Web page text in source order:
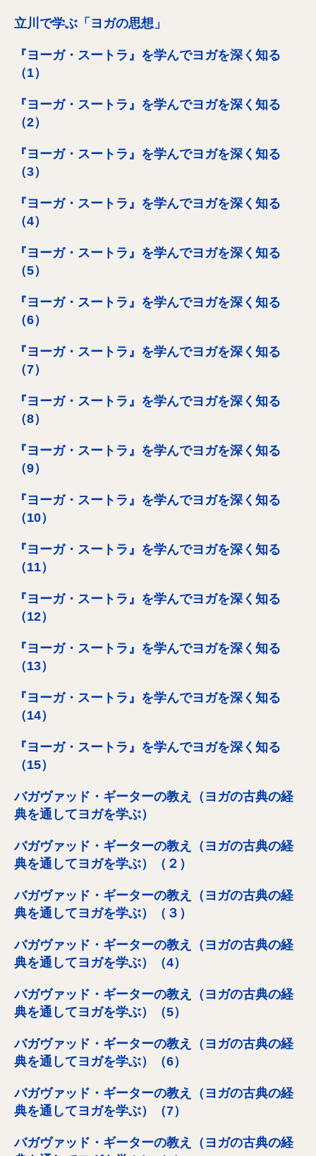
立川で学ぶ「ヨガの思想」
『ヨーガ・スートラ』を学んでヨガを深く知る
（1）
『ヨーガ・スートラ』を学んでヨガを深く知る
（2）
『ヨーガ・スートラ』を学んでヨガを深く知る
（3）
『ヨーガ・スートラ』を学んでヨガを深く知る
（4）
『ヨーガ・スートラ』を学んでヨガを深く知る
（5）
『ヨーガ・スートラ』を学んでヨガを深く知る
（6）
『ヨーガ・スートラ』を学んでヨガを深く知る
（7）
『ヨーガ・スートラ』を学んでヨガを深く知る
（8）
『ヨーガ・スートラ』を学んでヨガを深く知る
（9）
『ヨーガ・スートラ』を学んでヨガを深く知る
（10）
『ヨーガ・スートラ』を学んでヨガを深く知る
（11）
『ヨーガ・スートラ』を学んでヨガを深く知る
（12）
『ヨーガ・スートラ』を学んでヨガを深く知る
（13）
『ヨーガ・スートラ』を学んでヨガを深く知る
（14）
『ヨーガ・スートラ』を学んでヨガを深く知る
（15）
バガヴァッド・ギーターの教え（ヨガの古典の経
典を通してヨガを学ぶ）
バガヴァッド・ギーターの教え（ヨガの古典の経
典を通してヨガを学ぶ）（２）
バガヴァッド・ギーターの教え（ヨガの古典の経
典を通してヨガを学ぶ）（３）
バガヴァッド・ギーターの教え（ヨガの古典の経
典を通してヨガを学ぶ）（4）
バガヴァッド・ギーターの教え（ヨガの古典の経
典を通してヨガを学ぶ）（5）
バガヴァッド・ギーターの教え（ヨガの古典の経
典を通してヨガを学ぶ）（6）
バガヴァッド・ギーターの教え（ヨガの古典の経
典を通してヨガを学ぶ）（7）
バガヴァッド・ギーターの教え（ヨガの古典の経